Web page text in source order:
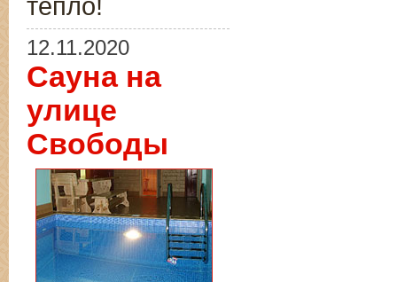
тепло!
12.11.2020
Сауна на
улице
Свободы